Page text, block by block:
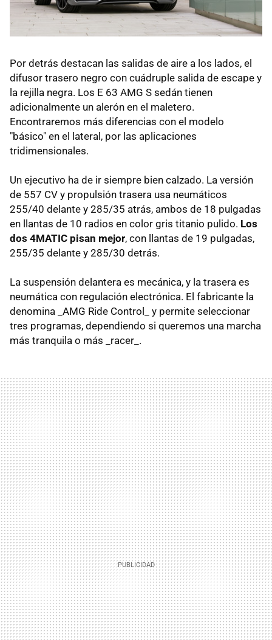
Por detrás destacan las salidas de aire a los lados, el
difusor trasero negro con cuádruple salida de escape y
la rejilla negra. Los E 63 AMG S sedán tienen
adicionalmente un alerón en el maletero.
Encontraremos más diferencias con el modelo
"básico" en el lateral, por las aplicaciones
tridimensionales.
Un ejecutivo ha de ir siempre bien calzado. La versión
de 557 CV y propulsión trasera usa neumáticos
255/40 delante y 285/35 atrás, ambos de 18 pulgadas
en llantas de 10 radios en color gris titanio pulido. Los
dos 4MATIC pisan mejor, con llantas de 19 pulgadas,
255/35 delante y 285/30 detrás.
La suspensión delantera es mecánica, y la trasera es
neumática con regulación electrónica. El fabricante la
denomina _AMG Ride Control_ y permite seleccionar
tres programas, dependiendo si queremos una marcha
más tranquila o más _racer_.